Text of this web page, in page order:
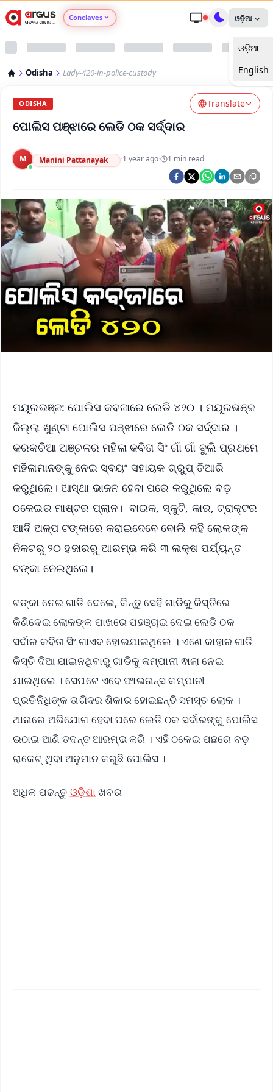
Conclaves
Argus Nari Shakti
Argus Swaad Odisha
Argus Chalo Dekhein Apna Desh
ଓଡ଼ିଆ
ଓଡ଼ିଆ
English
Odisha Lady-420-in-police-custody
ODISHA Translate
ପୋଲିସ ପଞ୍ଝାରେ ଲେଡି ଠକ ସର୍ଦ୍ଦାର
M Manini Pattanayak ·1 year ago· 1 min read
ମୟୂରଭଞ୍ଜ: ପୋଲିସ କବଜାରେ ଲେଡି ୪୨୦ । ମୟୂରଭଞ୍ଜ
ଜିଲ୍ଲା ଖୁଣ୍ଟା ପୋଲିସ ପଞ୍ଝାରେ ଲେଡି ଠକ ସର୍ଦ୍ଦାର ।
କରକଚିଆ ଅଞ୍ଚଳର ମହିଳା କବିତା ସିଂ ଗାଁ ଗାଁ ବୁଲି ପ୍ରଥମେ
ମହିଳାମାନଙ୍କୁ ନେଇ ସ୍ବୟଂ ସହାୟକ ଗ୍ରୁପ୍ ତିଆରି
କରୁଥିଲେ। ଆସ୍ଥା ଭାଜନ ହେବା ପରେ କରୁଥିଲେ ବଡ଼
ଠକେଇର ମାଷ୍ଟର ପ୍ଲାନ। ବାଇକ, ସ୍କୁଟି, କାର, ଟ୍ରାକ୍ଟର
ଆଦି ଅଳ୍ପ ଟଙ୍କାରେ କରାଇଦେବେ ବୋଲି କହି ଲୋକଙ୍କ
ନିକଟରୁ ୨୦ ହଜାରରୁ ଆରମ୍ଭ କରି ୩ ଲକ୍ଷ ପର୍ଯ୍ୟନ୍ତ
ଟଙ୍କା ନେଇଥିଲେ।
ଟଙ୍କା ନେଇ ଗାଡି ଦେଲେ, କିନ୍ତୁ ସେହି ଗାଡିକୁ କିସ୍ତିରେ
କିଣିଦେଇ ଲୋକଙ୍କ ପାଖରେ ପହଞ୍ଚାଇ ଦେଇ ଲେଡି ଠକ
ସର୍ଦାର କବିତା ସିଂ ଗାଏବ ହୋଇଯାଇଥିଲେ । ଏଣେ କାହାର ଗାଡି
କିସ୍ତି ଦିଆ ଯାଇନଥିବାରୁ ଗାଡିକୁ କମ୍ପାନୀ ଵାଲା ନେଇ
ଯାଇଥିଲେ । ସେପଟେ ଏବେ ଫାଇନାନ୍ସ କମ୍ପାନୀ
ପ୍ରତିନିଧିଙ୍କ ତାଗିଦର ଶିକାର ହୋଇଛନ୍ତି ସମସ୍ତ ଲୋକ ।
ଥାନାରେ ଅଭିଯୋଗ ହେବା ପରେ ଲେଡି ଠକ ସର୍ଦାରଙ୍କୁ ପୋଲିସ
ଉଠାଇ ଆଣି ତଦନ୍ତ ଆରମ୍ଭ କରି । ଏହି ଠକେଇ ପଛରେ ବଡ଼
ରାକେଟ୍ ଥିବା ଅନୁମାନ କରୁଛି ପୋଲିସ ।
ଅଧିକ ପଢନ୍ତୁ ଓଡ଼ିଶା ଖବର